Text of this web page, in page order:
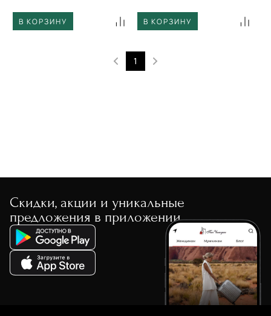
В КОРЗИНУ В КОРЗИНУ
1
Скидки, акции и уникальные
предложения в приложении